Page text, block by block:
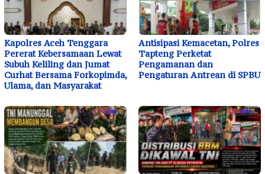
Kapolres Aceh Tenggara
Pererat Kebersamaan Lewat
Subuh Keliling dan Jumat
Curhat Bersama Forkopimda,
Ulama, dan Masyarakat
Antisipasi Kemacetan, Polres
Tapteng Perketat
Pengamanan dan
Pengaturan Antrean di SPBU